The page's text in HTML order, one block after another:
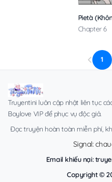
Pietà
Chapter 6
1
Truyentini luôn cập nhật liên tục
Boylove VIP để phục vụ độc giả.
Đọc truyện hoàn toàn miễn phí,
Signal:
Email khiếu nại:
Copyright ©